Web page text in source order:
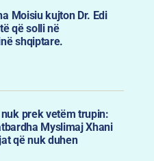
Moisiu kujton Dr. Edi
që solli në
shqiptare.
prek vetëm trupin:
Myslimaj Xhani
që nuk duhen